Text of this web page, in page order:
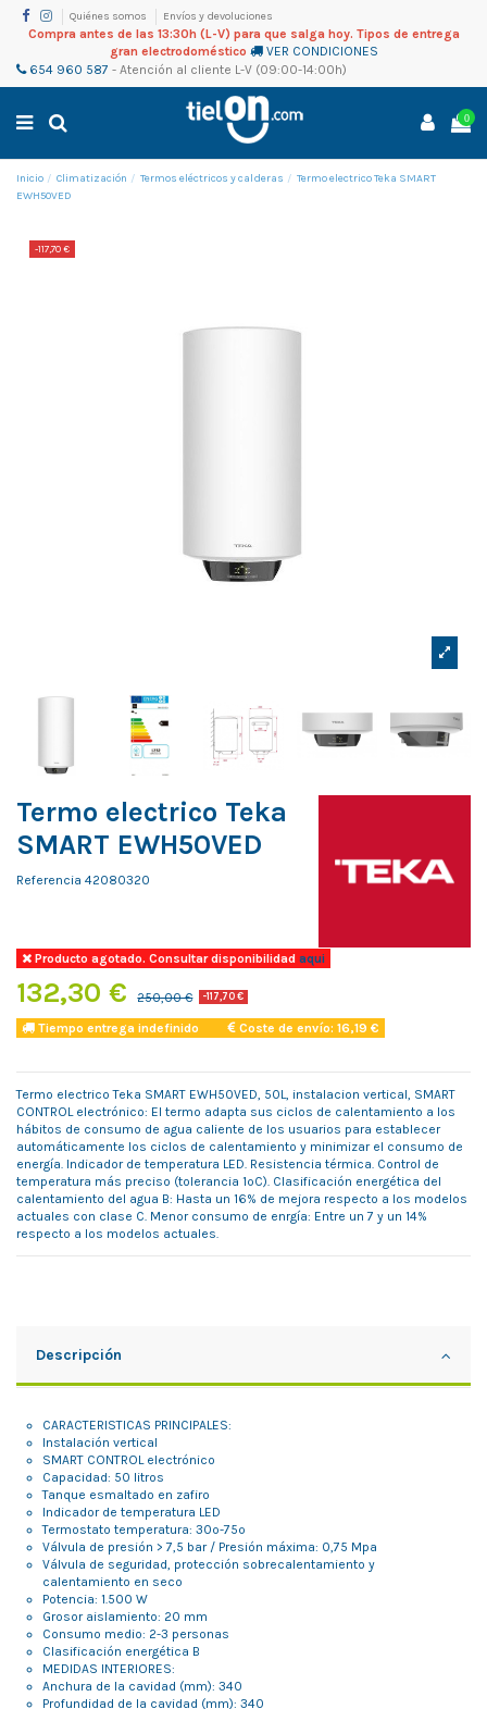
Quiénes somos Envíos y devoluciones
Compra antes de las 13:30h (L-V) para que salga hoy. Tipos de entrega
gran electrodoméstico
VER CONDICIONES
654 960 587 - Atención al cliente L-V (09:00-14:00h)
0
Inicio Climatización Termos eléctricos y calderas
Termo electrico Teka SMART
EWH50VED
-117,70 €
Termo electrico Teka
SMART EWH50VED
Referencia 42080320
Producto agotado. Consultar disponibilidadaqui
132,30 € 250,00 € -117,70 €
Tiempo entrega indefinido Coste de envío: 16,19 €
Termo electrico Teka SMART EWH50VED, 50L, instalacion vertical, SMART
CONTROL electrónico: El termo adapta sus ciclos de calentamiento a los
hábitos de consumo de agua caliente de los usuarios para establecer
automáticamente los ciclos de calentamiento y minimizar el consumo de
energía. Indicador de temperatura LED. Resistencia térmica. Control de
temperatura más preciso (tolerancia 1ºC). Clasificación energética del
calentamiento del agua B: Hasta un 16% de mejora respecto a los modelos
actuales con clase C. Menor consumo de enrgía: Entre un 7 y un 14%
respecto a los modelos actuales.
Descripción
CARACTERISTICAS PRINCIPALES:
Instalación vertical
SMART CONTROL electrónico
Capacidad: 50 litros
Tanque esmaltado en zafiro
Indicador de temperatura LED
Termostato temperatura: 30º-75º
Válvula de presión > 7,5 bar / Presión máxima: 0,75 Mpa
Válvula de seguridad, protección sobrecalentamiento y
calentamiento en seco
Potencia: 1.500 W
Grosor aislamiento: 20 mm
Consumo medio: 2-3 personas
Clasificación energética B
MEDIDAS INTERIORES:
Anchura de la cavidad (mm): 340
Profundidad de la cavidad (mm): 340